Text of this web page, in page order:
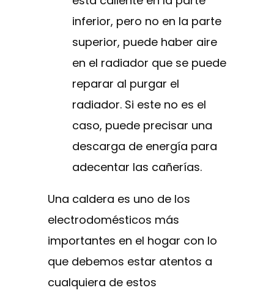
inferior, pero no en la parte
superior, puede haber aire
en el radiador que se puede
reparar al purgar el
radiador. Si este no es el
caso, puede precisar una
descarga de energía para
adecentar las cañerías.
Una caldera es uno de los
electrodomésticos más
importantes en el hogar con lo
que debemos estar atentos a
cualquiera de estos